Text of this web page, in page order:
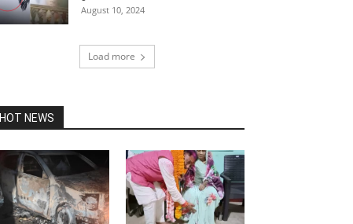
August 10, 2024
Load more
HOT NEWS